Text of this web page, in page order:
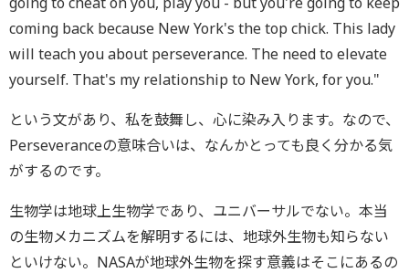
coming back because New York's the top chick. This lady
will teach you about perseverance. The need to elevate
yourself. That's my relationship to New York, for you."
という文があり、私を鼓舞し、心に染み入ります。なので、
Perseveranceの意味合いは、なんかとっても良く分かる気
がするのです。
生物学は地球上生物学であり、ユニバーサルでない。本当
の生物メカニズムを解明するには、地球外生物も知らない
といけない。NASAが地球外生物を探す意義はそこにあるの